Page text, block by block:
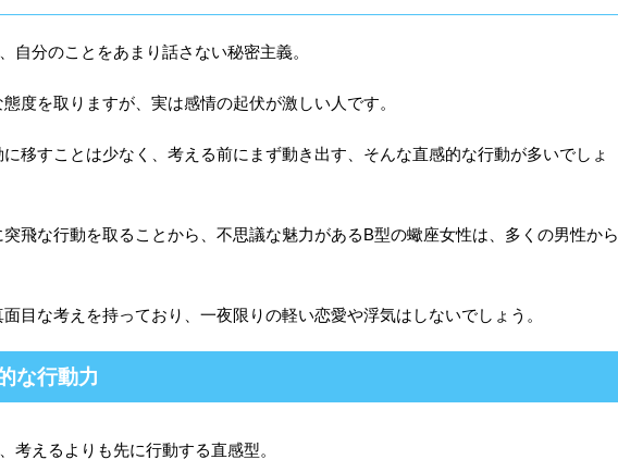
自分のことをあまり話さない秘密主義。
度を取りますが、実は感情の起伏が激しい人です。
移すことは少なく、考える前にまず動き出す、そんな直感的な行動が多いでしょ
飛な行動を取ることから、不思議な魅力があるB型の蠍座女性は、多くの男性から
目な考えを持っており、一夜限りの軽い恋愛や浮気はしないでしょう。
な行動力
考えるよりも先に行動する直感型。